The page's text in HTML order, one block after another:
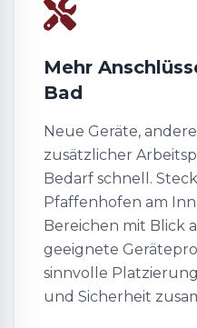
Mehr
Bad
Neue Geräte,
zusätzlicher
Bedarf schnell.
Pfaffenhofen am
Bereichen mit Blick
geeignete
sinnvolle
und Sicherheit